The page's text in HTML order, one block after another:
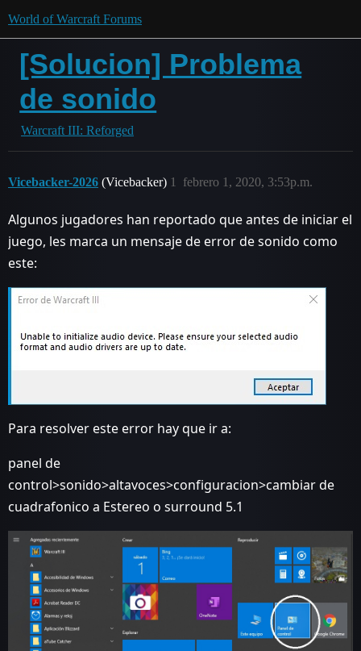
World of Warcraft Forums
[Solucion] Problema
de sonido
Warcraft III: Reforged
Vicebacker-2026 (Vicebacker) febrero 1, 2020, 3:53p.m.
1
Algunos jugadores han reportado que antes de iniciar el
juego, les marca un mensaje de error de sonido como
este:
Para resolver este error hay que ir a:
panel de
control>sonido>altavoces>configuracion>cambiar de
cuadrafonico a Estereo o surround 5.1